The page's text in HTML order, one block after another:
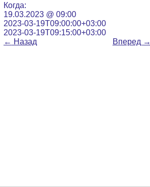
Когда:
19.03.2023 @ 09:00
2023-03-19T09:00:00+03:00
2023-03-19T09:15:00+03:00
← Назад Вперед →